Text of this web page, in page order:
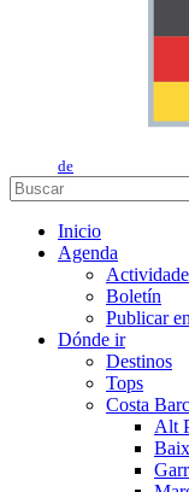
de
Inicio
Agenda
Boletín
Publicar
Dónde ir
Destinos
Tops
Costa
Alt